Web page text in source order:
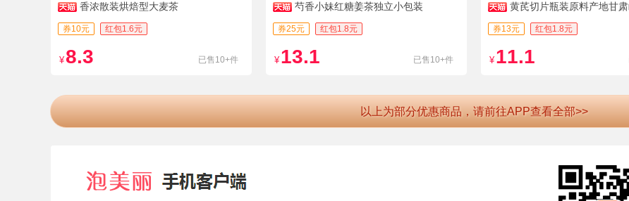
香浓散装烘焙型大麦茶
券10元 红包1.6元
¥ 8.3 已售10+件
芍香小妹红糖姜茶独立小包装
券25元 红包1.8元
¥ 13.1 已售10+件
黄芪切片瓶装原料产地甘
当归党参泡水正品官方旗C
券13元 红包1.8元
¥ 11.1
以上为部分优惠商品，请前往APP查看全部>>